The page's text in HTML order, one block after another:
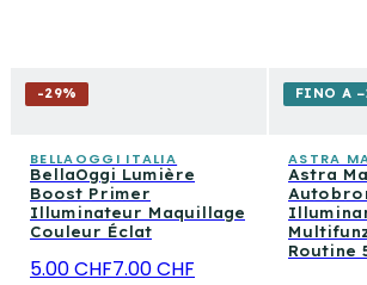
-29%
BELLAOGGI ITALIA
BellaOggi Lumière
Boost Primer
Illuminateur Maquillage
Couleur Éclat
5.00 CHF7.00 CHF
FINO A
ASTRA
Astra
Routine